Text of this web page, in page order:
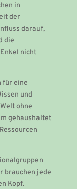
in
der
darauf,
die
nicht
für eine
und
ohne
gehaushaltet
brauchen jede
Kopf.